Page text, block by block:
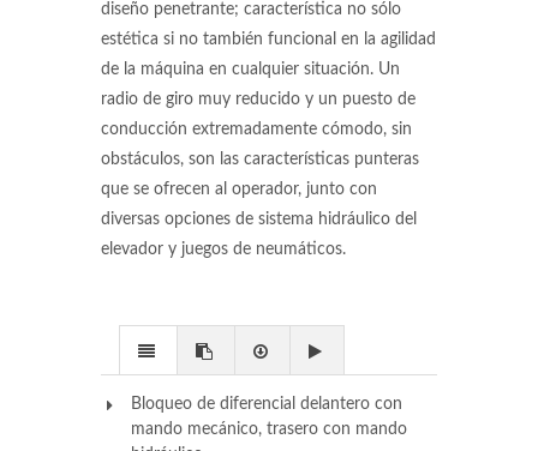
diseño penetrante; característica no sólo
estética si no también funcional en la agilidad
de la máquina en cualquier situación. Un
radio de giro muy reducido y un puesto de
conducción extremadamente cómodo, sin
obstáculos, son las características punteras
que se ofrecen al operador, junto con
diversas opciones de sistema hidráulico del
elevador y juegos de neumáticos.
Bloqueo de diferencial delantero con
mando mecánico, trasero con mando